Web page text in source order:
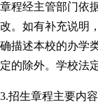
章程经主管部门依
改。如有补充说明
确描述本校的办学
定的除外。学校法
3.招生章程主要内